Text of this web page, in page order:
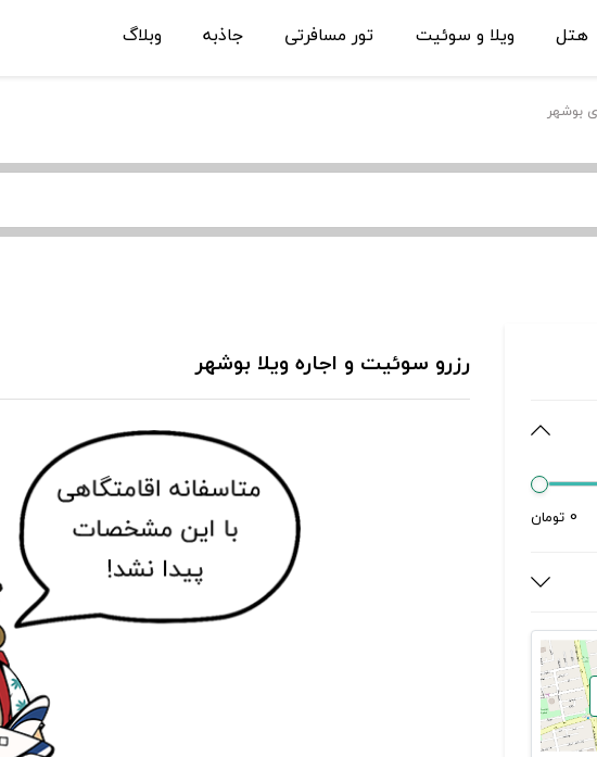
هتل ویلا و سوئیت تور مسافرتی جاذبه وبلاگ
بوشهر
0 تومان
رزرو سوئیت و اجاره ویلا بوشهر